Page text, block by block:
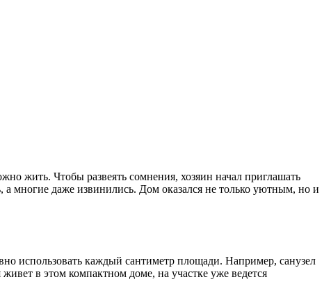
жить. Чтобы развеять сомнения, хозяин начал приглашать
многие даже извинились. Дом оказался не только уютным, но и
использовать каждый сантиметр площади. Например, санузел
в этом компактном доме, на участке уже ведется